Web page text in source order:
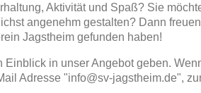
Aktivität und Spaß? Sie
angenehm gestalten? Dann
Jagstheim gefunden haben!
in unser Angebot geben.
Adresse "info@sv-jagstheim.de",